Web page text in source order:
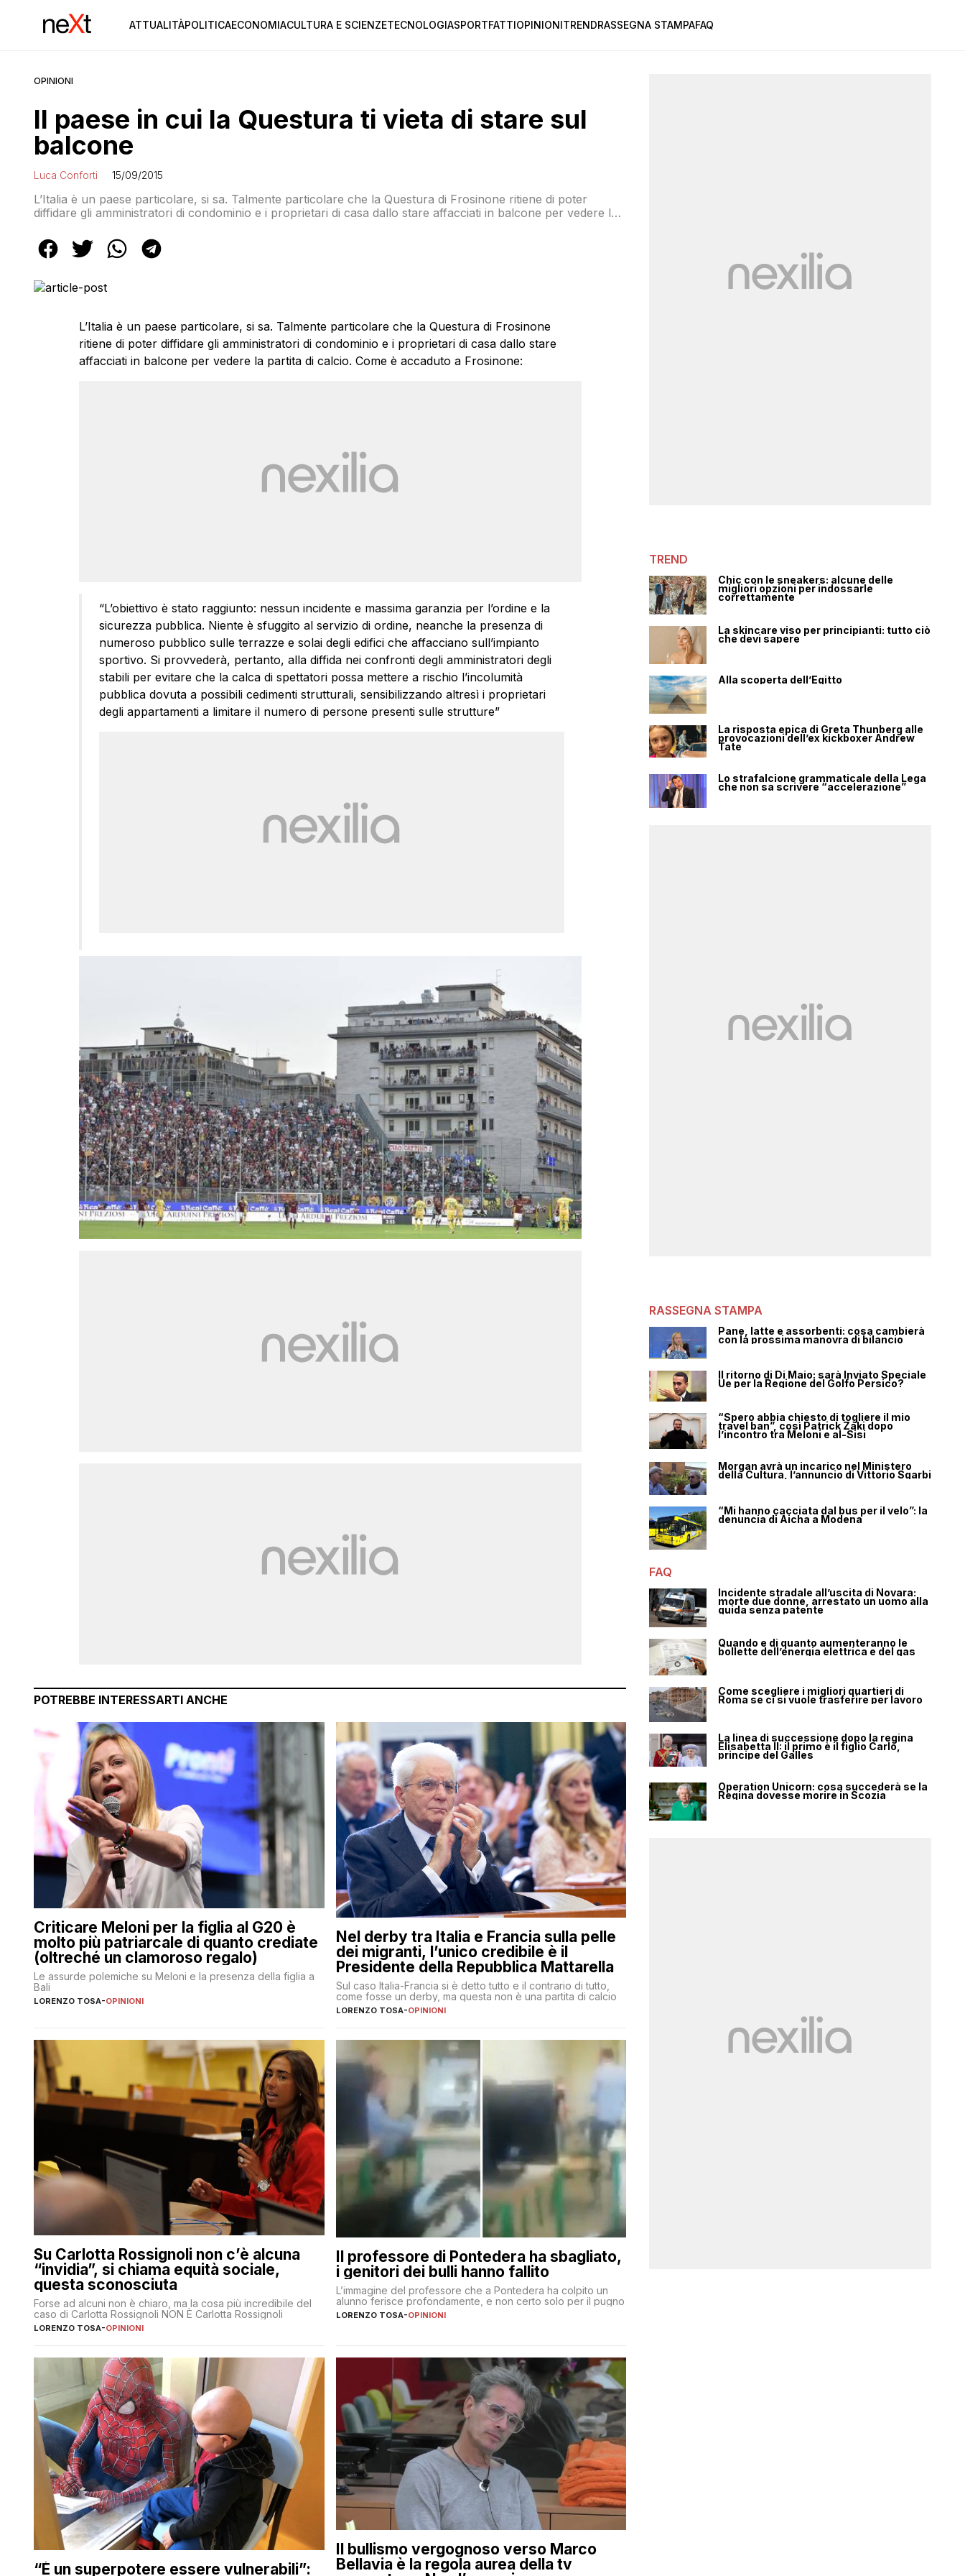
ATTUALITÀPOLITICAECONOMIACULTURA E SCIENZETECNOLOGIASPORTFATTIOPINIONITRENDRASSEGNA STAMPAFAQ
OPINIONI
Il paese in cui la Questura ti vieta di stare sul
balcone
Luca Conforti 15/09/2015
L’Italia è un paese particolare, si sa. Talmente particolare che la Questura di Frosinone ritiene di poter
diffidare gli amministratori di condominio e i proprietari di casa dallo stare affacciati in balcone per vedere la
garanzia per l’ordine e […]
L’Italia è un paese particolare, si sa. Talmente particolare che la Questura di Frosinone
ritiene di poter diffidare gli amministratori di condominio e i proprietari di casa dallo stare
affacciati in balcone per vedere la partita di calcio. Come è accaduto a Frosinone:
“L’obiettivo è stato raggiunto: nessun incidente e massima garanzia per l’ordine e la
sicurezza pubblica. Niente è sfuggito al servizio di ordine, neanche la presenza di
numeroso pubblico sulle terrazze e solai degli edifici che affacciano sull’impianto
sportivo. Si provvederà, pertanto, alla diffida nei confronti degli amministratori degli
stabili per evitare che la calca di spettatori possa mettere a rischio l’incolumità
pubblica dovuta a possibili cedimenti strutturali, sensibilizzando altresì i proprietari
degli appartamenti a limitare il numero di persone presenti sulle strutture”
POTREBBE INTERESSARTI ANCHE
Criticare Meloni per la figlia al G20 è
molto più patriarcale di quanto crediate
(oltreché un clamoroso regalo)
Le assurde polemiche su Meloni e la presenza della figlia a
Bali
LORENZO TOSA-OPINIONI
Nel derby tra Italia e Francia sulla pelle
dei migranti, l’unico credibile è il
Presidente della Repubblica Mattarella
Sul caso Italia-Francia si è detto tutto e il contrario di tutto,
come fosse un derby, ma questa non è una partita di calcio
LORENZO TOSA-OPINIONI
Su Carlotta Rossignoli non c’è alcuna
“invidia”, si chiama equità sociale,
questa sconosciuta
Forse ad alcuni non è chiaro, ma la cosa più incredibile del
caso di Carlotta Rossignoli NON È Carlotta Rossignoli
LORENZO TOSA-OPINIONI
Il professore di Pontedera ha sbagliato,
i genitori dei bulli hanno fallito
L’immagine del professore che a Pontedera ha colpito un
alunno ferisce profondamente, e non certo solo per il pugno
LORENZO TOSA-OPINIONI
“È un superpotere essere vulnerabili”:
Il bullismo vergognoso verso Marco
Bellavia è la regola aurea della tv
TREND
Chic con le sneakers: alcune delle
migliori opzioni per indossarle
correttamente
La skincare viso per principianti: tutto ciò
che devi sapere
Alla scoperta dell’Egitto
La risposta epica di Greta Thunberg alle
provocazioni dell’ex kickboxer Andrew
Tate
Lo strafalcione grammaticale della Lega
che non sa scrivere “accelerazione”
RASSEGNA STAMPA
Pane, latte e assorbenti: cosa cambierà
con la prossima manovra di bilancio
Il ritorno di Di Maio: sarà Inviato Speciale
Ue per la Regione del Golfo Persico?
“Spero abbia chiesto di togliere il mio
travel ban”, così Patrick Zaki dopo
l’incontro tra Meloni e al-Sisi
Morgan avrà un incarico nel Ministero
della Cultura, l’annuncio di Vittorio Sgarbi
“Mi hanno cacciata dal bus per il velo”: la
denuncia di Aicha a Modena
FAQ
Incidente stradale all’uscita di Novara:
morte due donne, arrestato un uomo alla
guida senza patente
Quando e di quanto aumenteranno le
bollette dell’energia elettrica e del gas
Come scegliere i migliori quartieri di
Roma se ci si vuole trasferire per lavoro
La linea di successione dopo la regina
Elisabetta II: il primo è il figlio Carlo,
principe del Galles
Operation Unicorn: cosa succederà se la
Regina dovesse morire in Scozia